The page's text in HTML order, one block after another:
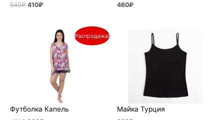
540₽ 410₽ 460₽
Распродажа!
Футболка Капель
Первоначальная
составляла
Текущая
цена:
290₽.
Майка Турция